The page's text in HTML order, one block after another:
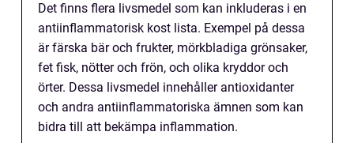
Det finns flera livsmedel som kan inkluderas i en
antiinflammatorisk kost lista. Exempel på dessa
är färska bär och frukter, mörkbladiga grönsaker,
fet fisk, nötter och frön, och olika kryddor och
örter. Dessa livsmedel innehåller antioxidanter
och andra antiinflammatoriska ämnen som kan
bidra till att bekämpa inflammation.